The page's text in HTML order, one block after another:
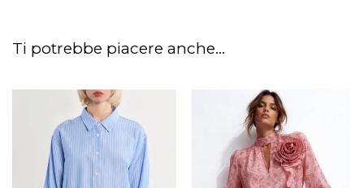
Ti potrebbe piacere anche...